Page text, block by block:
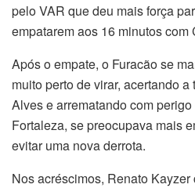
pelo VAR que deu mais força
empatarem aos 16 minutos com
Após o empate, o Furacão se
muito perto de virar, acertando
Alves e arrematando com
Fortaleza, se preocupava mais
evitar uma nova derrota.
Nos acréscimos, Renato